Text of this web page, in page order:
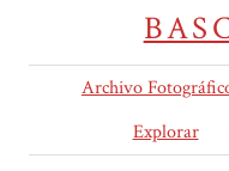
Archivo
Explorar